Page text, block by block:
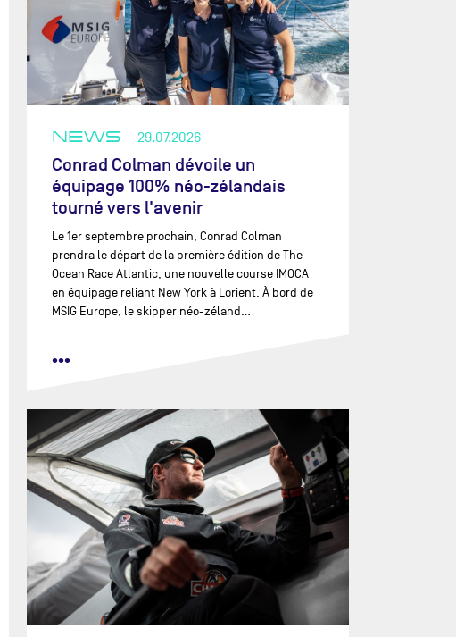
NEWS 29.07.2026
Conrad Colman dévoile un
équipage 100% néo-zélandais
tourné vers l'avenir
Le 1er septembre prochain, Conrad Colman
prendra le départ de la première édition de The
Ocean Race Atlantic, une nouvelle course IMOCA
en équipage reliant New York à Lorient. À bord de
MSIG Europe, le skipper néo-zéland…
•••